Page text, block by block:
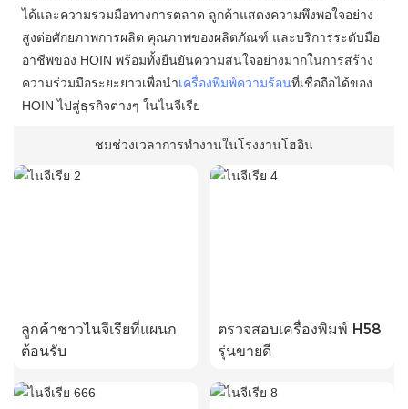
ได้และความร่วมมือทางการตลาด ลูกค้าแสดงความพึงพอใจอย่าง
สูงต่อศักยภาพการผลิต คุณภาพของผลิตภัณฑ์ และบริการระดับมือ
อาชีพของ HOIN พร้อมทั้งยืนยันความสนใจอย่างมากในการสร้าง
ความร่วมมือระยะยาวเพื่อนำเครื่องพิมพ์ความร้อนที่เชื่อถือได้ของ
HOIN ไปสู่ธุรกิจต่างๆ ในไนจีเรีย
ชมช่วงเวลาการทำงานในโรงงานโฮอิน
ลูกค้าชาวไนจีเรียที่แผนก
ต้อนรับ
ตรวจสอบเครื่องพิมพ์ H58
รุ่นขายดี